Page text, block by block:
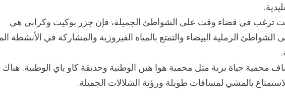
ترغب في قضاء وقت على الشواطئ الجميلة، فإن جزر بوكيت وكرابي هي
الشواطئ الرملية البيضاء والتمتع بالمياه الفيروزية والمشاركة في الأنشطة
محمية حياة برية مثل محمية هوا هين الوطنية وحديقة كاو ياي الوطنية. هناك
بالمشي لمسافات طويلة ورؤية الشلالات الجميلة.